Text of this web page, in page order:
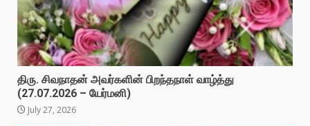
திரு. சிவநாதன் அவர்களின் பிறந்தநாள் வாழ்த்து
(27.07.2026 – யேர்மனி)
July 27, 2026